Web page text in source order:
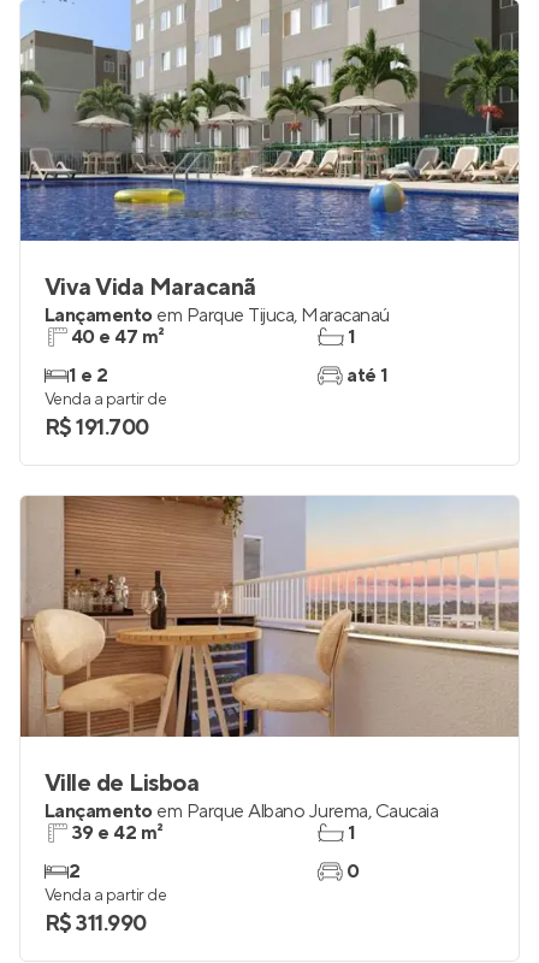
Viva Vida Maracanã
Lançamento em Parque Tijuca, Maracanaú
40 e 47 m²
1 e 2
1
até 1
Venda a partir de
R$ 191.700
Ville de Lisboa
Lançamento em Parque Albano Jurema, Caucaia
39 e 42 m²
2
1
0
Venda a partir de
R$ 311.990